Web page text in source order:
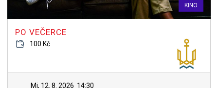
KINO
PO VEČERCE
100 Kč
Mi, 12. 8. 2026 14:30